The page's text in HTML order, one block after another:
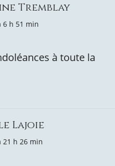
Tremblay
6 h 51 min
à toute la
Lajoie
21 h 26 min